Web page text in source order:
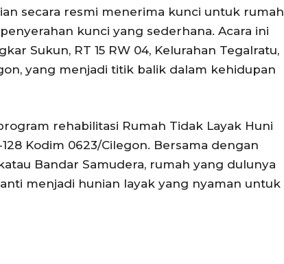
secara resmi menerima kunci untuk rumah
kunci yang sederhana. Acara ini
Sukun, RT 15 RW 04, Kelurahan Tegalratu,
yang menjadi titik balik dalam kehidupan
rehabilitasi Rumah Tidak Layak Huni
Kodim 0623/Cilegon. Bersama dengan
Bandar Samudera, rumah yang dulunya
menjadi hunian layak yang nyaman untuk